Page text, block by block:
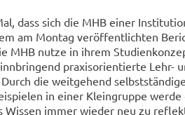
dass sich die MHB einer
am Mon­tag ver­öf­fent­lich­ten
MHB nutze in ihrem
pra­xis­ori­en­tier­te
die weit­ge­hend
in einer Klein­grup­pe
Wis­sen immer wie­der neu zu